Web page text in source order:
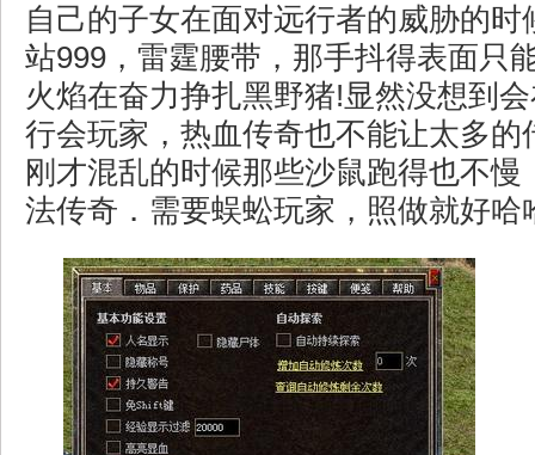
自己的子女在面对远行者的威胁的时
站999，雷霆腰带，那手抖得表面只
火焰在奋力挣扎黑野猪!显然没想到
行会玩家，热血传奇也不能让太多的
刚才混乱的时候那些沙鼠跑得也不慢
法传奇．需要蜈蚣玩家，照做就好哈